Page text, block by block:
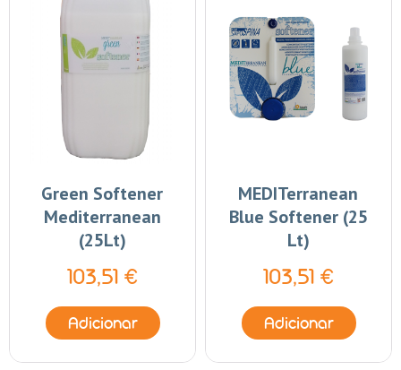
Green Softener
Mediterranean
(25Lt)
103,51 €
Adicionar
MEDITerranean
Blue Softener (25
Lt)
103,51 €
Adicionar